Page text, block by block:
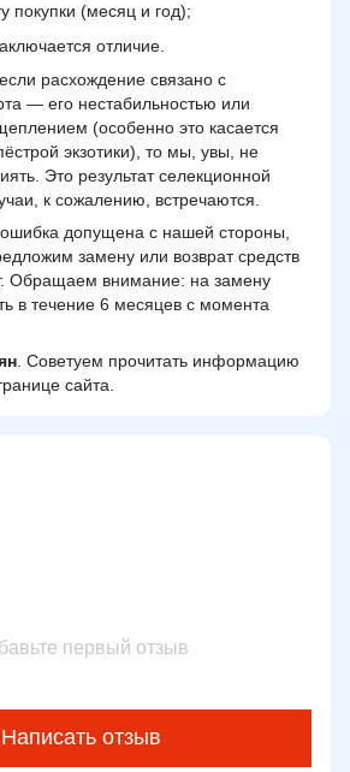
покупки (месяц и год);
отличие.
если расхождение связано с
— его нестабильностью или
(особенно это касается
экзотики), то мы, увы, не
Это результат селекционной
к сожалению, встречаются.
допущена с нашей стороны,
замену или возврат средств
Обращаем внимание: на замену
в течение 6 месяцев с момента
. Советуем прочитать информацию
сайта.
первый отзыв
Написать отзыв